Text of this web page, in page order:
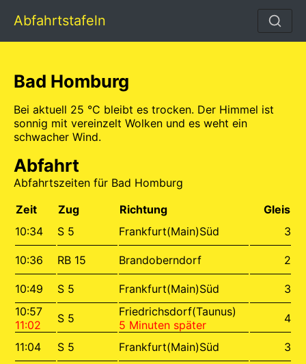
Abfahrtstafeln
Bad Homburg
Bei aktuell 25 °C bleibt es trocken. Der Himmel ist
sonnig mit vereinzelt Wolken und es weht ein
schwacher Wind.
Abfahrt
Abfahrtszeiten für Bad Homburg
Zeit
Zug Richtung
Gleis
10:34
S 5 Frankfurt(Main)Süd 3
10:36 RB 15 Brandoberndorf 2
10:49 S 5 Frankfurt(Main)Süd
3
10:57
11:02
S 5
Friedrichsdorf(Taunus)
5 Minuten später
4
11:04 S 5 Frankfurt(Main)Süd 3